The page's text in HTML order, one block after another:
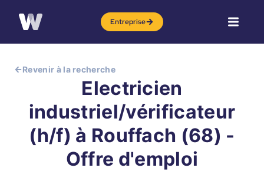
Entreprise
Revenir à la recherche
Electricien
industriel/vérificateur
(h/f) à Rouffach (68) -
Offre d'emploi